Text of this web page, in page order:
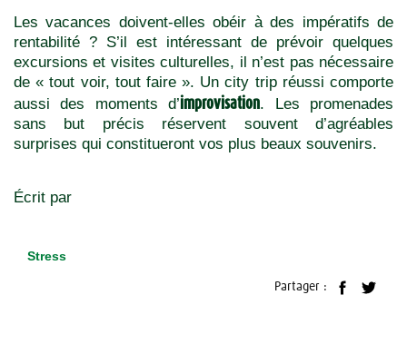
Les vacances doivent-elles obéir à des impératifs de
rentabilité ? S’il est intéressant de prévoir quelques
excursions et visites culturelles, il n’est pas nécessaire
de « tout voir, tout faire ». Un city trip réussi comporte
aussi des moments d’improvisation. Les promenades
sans but précis réservent souvent d’agréables
surprises qui constitueront vos plus beaux souvenirs.
Écrit par
Stress
Partager :